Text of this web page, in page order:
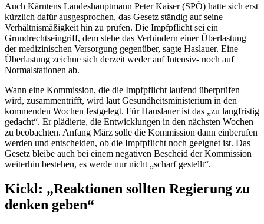
Auch Kärntens Landeshauptmann Peter Kaiser (SPÖ) hatte sich erst
kürzlich dafür ausgesprochen, das Gesetz ständig auf seine
Verhältnismäßigkeit hin zu prüfen. Die Impfpflicht sei ein
Grundrechtseingriff, dem stehe das Verhindern einer Überlastung
der medizinischen Versorgung gegenüber, sagte Haslauer. Eine
Überlastung zeichne sich derzeit weder auf Intensiv- noch auf
Normalstationen ab.
Wann eine Kommission, die die Impfpflicht laufend überprüfen
wird, zusammentrifft, wird laut Gesundheitsministerium in den
kommenden Wochen festgelegt. Für Hauslauer ist das „zu langfristig
gedacht“. Er plädierte, die Entwicklungen in den nächsten Wochen
zu beobachten. Anfang März solle die Kommission dann einberufen
werden und entscheiden, ob die Impfpflicht noch geeignet ist. Das
Gesetz bleibe auch bei einem negativen Bescheid der Kommission
weiterhin bestehen, es werde nur nicht „scharf gestellt“.
Kickl: „Reaktionen sollten Regierung zu
denken geben“